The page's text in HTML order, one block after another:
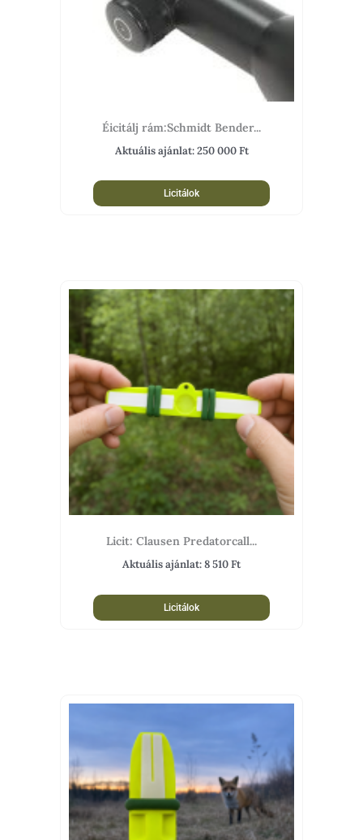
Éicitálj rám:Schmidt Bender...
Aktuális ajánlat:250 000Ft
Licitálok
Licit: Clausen Predatorcall...
Aktuális ajánlat:8 510Ft
Licitálok